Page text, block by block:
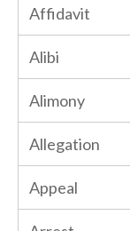
Affidavit
Alibi
Alimony
Allegation
Appeal